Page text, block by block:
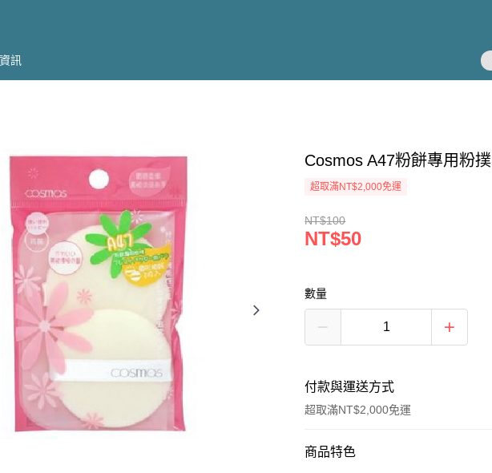
訊
Cosmos A47粉餅專用粉撲
超取滿NT$2,000免運
NT$100
NT$50
數量
付款與運送方式
超取滿NT$2,000免運
付款方式
商品特色